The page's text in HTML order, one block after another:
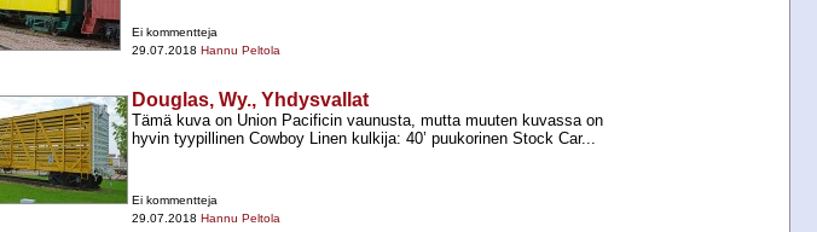
Ei kommentteja
29.07.2018 Hannu Peltola
Douglas, Wy., Yhdysvallat
Tämä kuva on Union Pacificin vaunusta, mutta muuten kuvassa on
hyvin tyypillinen Cowboy Linen kulkija: 40’ puukorinen Stock Car...
Ei kommentteja
29.07.2018 Hannu Peltola